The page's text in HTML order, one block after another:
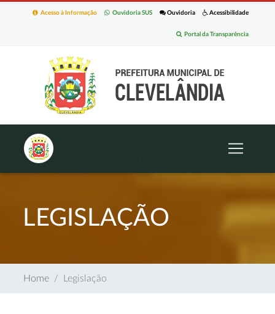
Acessibilidade
Ouvidoria
Ouvidoria SUS
Acesso à Informação
Portal da Transparência
LEGISLAÇÃO
Home Legislação